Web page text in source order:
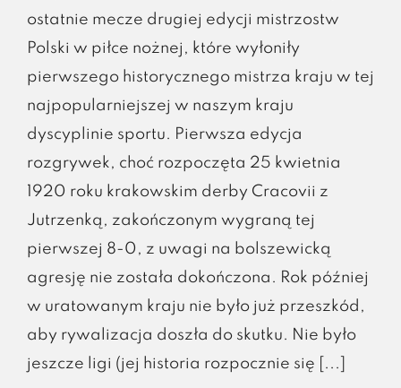
ostatnie mecze drugiej edycji mistrzostw
Polski w piłce nożnej, które wyłoniły
pierwszego historycznego mistrza kraju w tej
najpopularniejszej w naszym kraju
dyscyplinie sportu. Pierwsza edycja
rozgrywek, choć rozpoczęta 25 kwietnia
1920 roku krakowskim derby Cracovii z
Jutrzenką, zakończonym wygraną tej
pierwszej 8-0, z uwagi na bolszewicką
agresję nie została dokończona. Rok później
w uratowanym kraju nie było już przeszkód,
aby rywalizacja doszła do skutku. Nie było
jeszcze ligi (jej historia rozpocznie się [...]